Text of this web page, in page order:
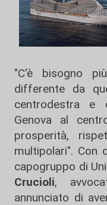
"C'è bisogno
differente da
centrodestra e
Genova al
prosperità,
multipolari". Con
capogruppo di
Crucioli,
annunciato di